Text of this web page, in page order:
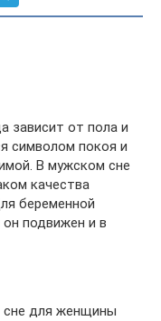
зависит от пола и
символом покоя и
В мужском сне
качества
беременной
подвижен и в
сне для женщины